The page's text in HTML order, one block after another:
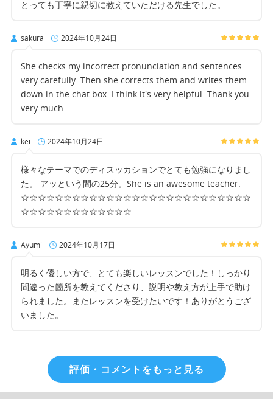
とっても丁寧に親切に教えていただける先生でした。
sakura 2024年10月24日
She checks my incorrect pronunciation and sentences
very carefully. Then she corrects them and writes them
down in the chat box. I think it's very helpful. Thank you
very much.
kei 2024年10月24日
様々なテーマでのディスッカションでとても勉強になりまし
た。 アッという間の25分。She is an awesome teacher.
☆☆☆☆☆☆☆☆☆☆☆☆☆☆☆☆☆☆☆☆☆☆☆☆☆☆☆
☆☆☆☆☆☆☆☆☆☆☆☆☆
Ayumi 2024年10月17日
明るく優しい方で、とても楽しいレッスンでした！しっかり
間違った箇所を教えてくださり、説明や教え方が上手で助け
られました。またレッスンを受けたいです！ありがとうござ
いました。
評価・コメントをもっと見る